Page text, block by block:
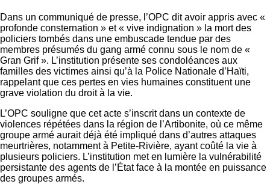
Dans un communiqué de presse, l’OPC dit avoir appris avec «
profonde consternation » et « vive indignation » la mort des
policiers tombés dans une embuscade tendue par des
membres présumés du gang armé connu sous le nom de «
Gran Grif ». L’institution présente ses condoléances aux
familles des victimes ainsi qu’à la Police Nationale d’Haïti,
rappelant que ces pertes en vies humaines constituent une
grave violation du droit à la vie.
L’OPC souligne que cet acte s’inscrit dans un contexte de
violences répétées dans la région de l’Artibonite, où ce même
groupe armé aurait déjà été impliqué dans d’autres attaques
meurtrières, notamment à Petite-Rivière, ayant coûté la vie à
plusieurs policiers. L’institution met en lumière la vulnérabilité
persistante des agents de l’État face à la montée en puissance
des groupes armés.